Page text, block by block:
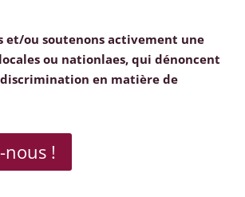
et/ou soutenons activement une
ou nationlaes, qui dénoncent
en matière de
nous !